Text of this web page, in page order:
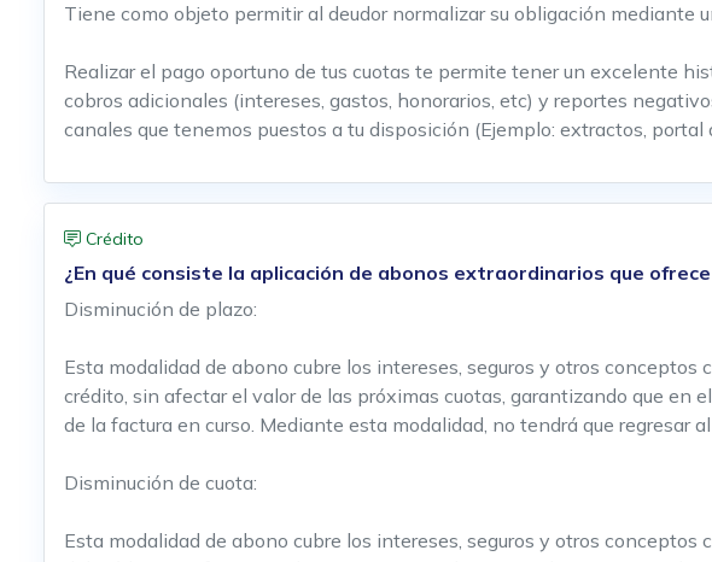
Tiene como objeto permitir al deudor normalizar su obligación mediante
Realizar el pago oportuno de tus cuotas te permite tener un excelente
cobros adicionales (intereses, gastos, honorarios, etc) y reportes
canales que tenemos puestos a tu disposición (Ejemplo: extractos,
Crédito
¿En qué consiste la aplicación de abonos extraordinarios que
Disminución de plazo:
Esta modalidad de abono cubre los intereses, seguros y otros
crédito, sin afectar el valor de las próximas cuotas, garantizando que en
de la factura en curso. Mediante esta modalidad, no tendrá que
Disminución de cuota:
Esta modalidad de abono cubre los intereses, seguros y otros